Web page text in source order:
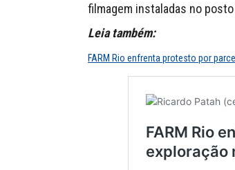
filmagem instaladas no
Leia também:
FARM Rio enfrenta protesto por